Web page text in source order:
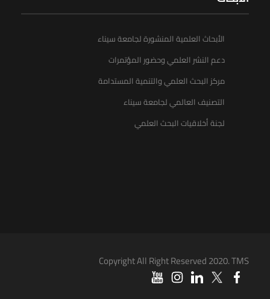
الأبحاث العلمية المنشورة لجامعة سيناء
دعم النشر العلمي وحضور المؤتمرات
مركز البحث العلمي والتنمية المستدامة
التصنيف العالمي لجامعة سيناء
لجنة أخلاقيات البحث العلمي
Copyright All Right Reserved 2020. TMS